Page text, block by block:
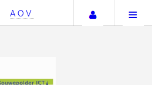
AOV Uw